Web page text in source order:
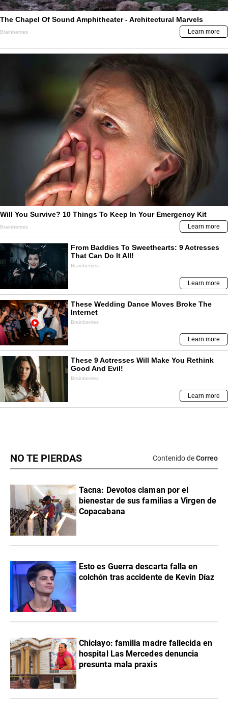
NO TE PIERDAS Contenido deCorreo
Tacna: Devotos claman por el
bienestar de sus familias a Virgen de
Copacabana
Esto es Guerra descarta falla en
colchón tras accidente de Kevin Díaz
Chiclayo: familia madre fallecida en
hospital Las Mercedes denuncia
presunta mala praxis